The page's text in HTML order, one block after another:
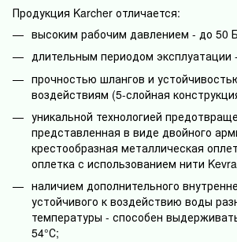
Продукция Karcher отличается:
высоким рабочим давлением - до 50
длительным периодом эксплуатации
прочностью шлангов и
воздействиям (5-слойная
уникальной технологией
представленная в виде двойного
крестообразная металлическая
оплетка с использованием нити
наличием дополнительного
устойчивого к воздействию воды
температуры - способен
54°С;